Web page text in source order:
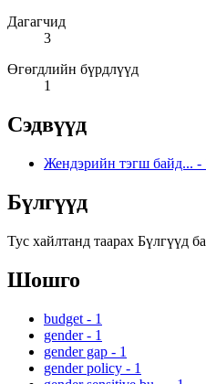
Дагагчид
3
Өгөгдлийн бүрдлүүд
1
Сэдвүүд
Жендэрийн тэгш байд... -
Бүлгүүд
Тус хайлтанд таарах Бүлгүүд
Шошго
budget - 1
gender - 1
gender gap - 1
gender policy - 1